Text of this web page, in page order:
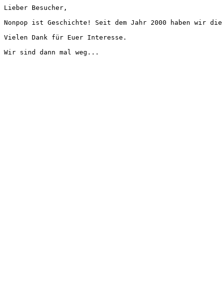
Lieber Besucher,
Nonpop ist Geschichte! Seit dem Jahr 2000 haben wir
Vielen Dank für Euer Interesse.
Wir sind dann mal weg...